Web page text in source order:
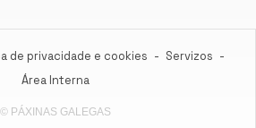
de privacidade e cookies - Servizos -
Área Interna
© PÁXINAS GALEGAS